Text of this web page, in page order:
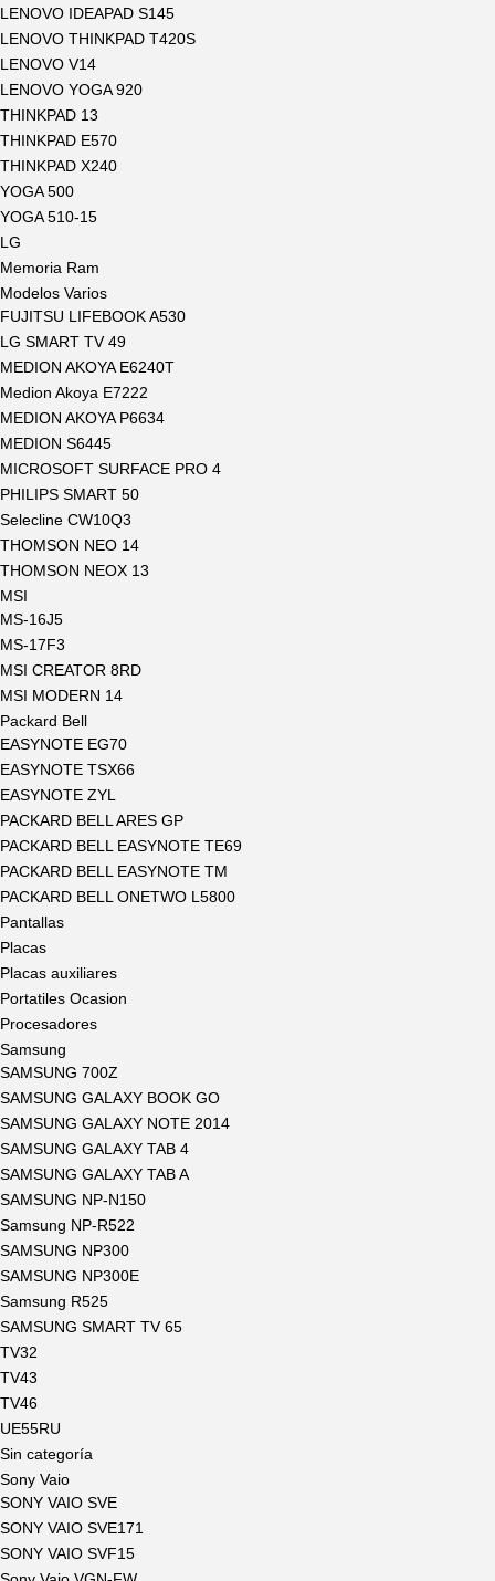
LENOVO IDEAPAD S145
LENOVO THINKPAD T420S
LENOVO V14
LENOVO YOGA 920
THINKPAD 13
THINKPAD E570
THINKPAD X240
YOGA 500
YOGA 510-15
LG
Memoria Ram
Modelos Varios
FUJITSU LIFEBOOK A530
LG SMART TV 49
MEDION AKOYA E6240T
Medion Akoya E7222
MEDION AKOYA P6634
MEDION S6445
MICROSOFT SURFACE PRO 4
PHILIPS SMART 50
Selecline CW10Q3
THOMSON NEO 14
THOMSON NEOX 13
MSI
MS-16J5
MS-17F3
MSI CREATOR 8RD
MSI MODERN 14
Packard Bell
EASYNOTE EG70
EASYNOTE TSX66
EASYNOTE ZYL
PACKARD BELL ARES GP
PACKARD BELL EASYNOTE TE69
PACKARD BELL EASYNOTE TM
PACKARD BELL ONETWO L5800
Pantallas
Placas
Placas auxiliares
Portatiles Ocasion
Procesadores
Samsung
SAMSUNG 700Z
SAMSUNG GALAXY BOOK GO
SAMSUNG GALAXY NOTE 2014
SAMSUNG GALAXY TAB 4
SAMSUNG GALAXY TAB A
SAMSUNG NP-N150
Samsung NP-R522
SAMSUNG NP300
SAMSUNG NP300E
Samsung R525
SAMSUNG SMART TV 65
TV32
TV43
TV46
UE55RU
Sin categoría
Sony Vaio
SONY VAIO SVE
SONY VAIO SVE171
SONY VAIO SVF15